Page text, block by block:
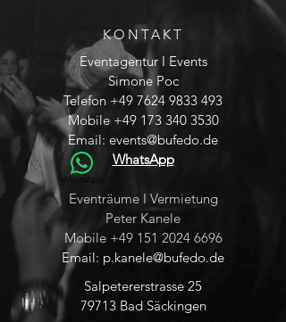
KONTAKT
Eventagentur I Events
Simone Poc
Telefon +49 7624 9833 493
Mobile +49 173 340 3530
Email: events@bufedo.de
WhatsApp
Eventräume I Vermietung
Peter Kanele
Mobile +49 151 2024 6696
Email: p.kanele@bufedo.de
WhatsApp
Salpetererstrasse 25
79713 Bad Säckingen